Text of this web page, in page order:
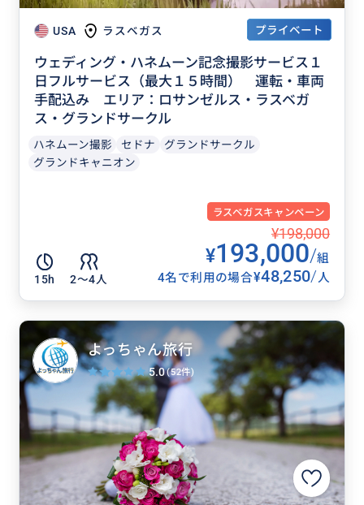
USA ラスベガス プライベート
ウェディング・ハネムーン記念撮影サービス１
日フルサービス（最大１５時間） 運転・車両
手配込み エリア：ロサンゼルス・ラスベガ
ス・グランドサークル
ハネムーン撮影 セドナ
グランドサークル
グランドキャニオン
ラスベガスキャンペーン
15h 2〜4人
¥198,000
¥193,000/組
4名で利用の場合¥48,250/人
よっちゃん旅行
5.0(52件)